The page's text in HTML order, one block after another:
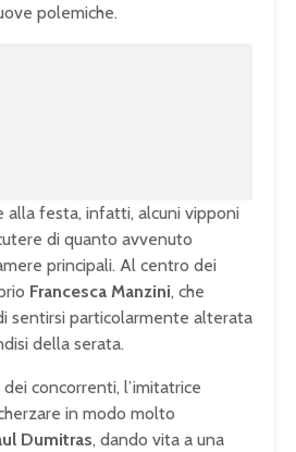
polemiche.
alla festa, infatti, alcuni vipponi
di quanto avvenuto
principali. Al centro dei
Francesca Manzini, che
sentirsi particolarmente alterata
della serata.
concorrenti, l’imitatrice
in modo molto
Dumitras, dando vita a una